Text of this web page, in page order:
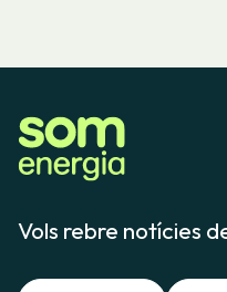
Vols rebre notícies